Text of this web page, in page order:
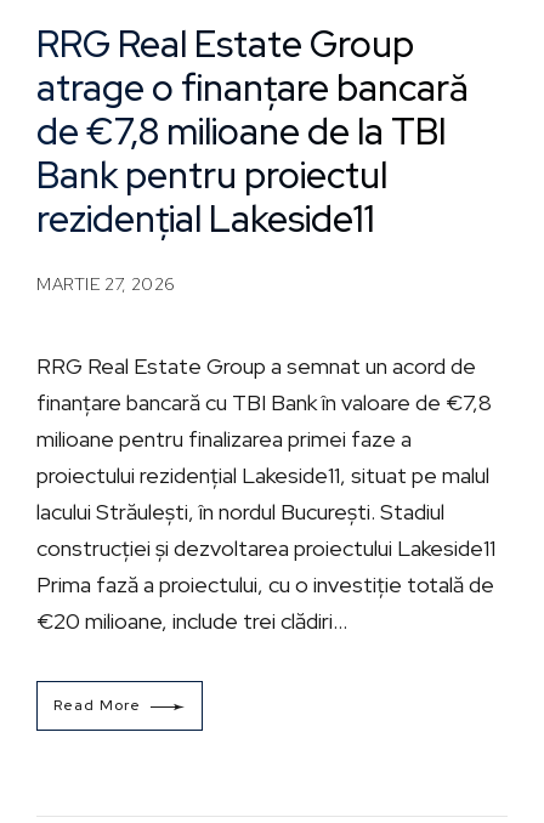
RRG Real Estate Group
atrage o finanțare bancară
de €7,8 milioane de la TBI
Bank pentru proiectul
rezidențial Lakeside11
MARTIE 27, 2026
RRG Real Estate Group a semnat un acord de
finanțare bancară cu TBI Bank în valoare de €7,8
milioane pentru finalizarea primei faze a
proiectului rezidențial Lakeside11, situat pe malul
lacului Străulești, în nordul București. Stadiul
construcției și dezvoltarea proiectului Lakeside11
Prima fază a proiectului, cu o investiție totală de
€20 milioane, include trei clădiri...
Read More